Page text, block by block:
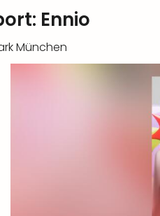
Ennio
München